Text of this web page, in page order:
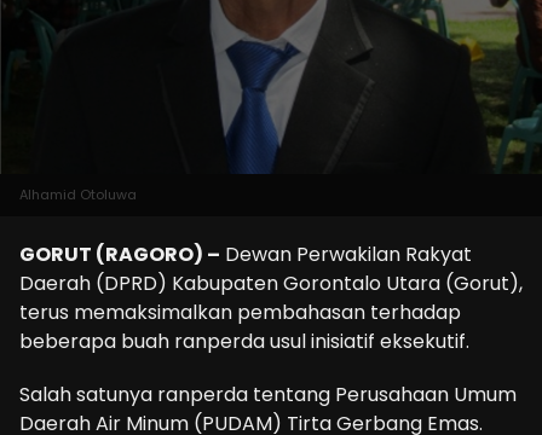
Alhamid Otoluwa
GORUT (RAGORO) – Dewan Perwakilan Rakyat
Daerah (DPRD) Kabupaten Gorontalo Utara (Gorut),
terus memaksimalkan pembahasan terhadap
beberapa buah ranperda usul inisiatif eksekutif.
Salah satunya ranperda tentang Perusahaan Umum
Daerah Air Minum (PUDAM) Tirta Gerbang Emas.